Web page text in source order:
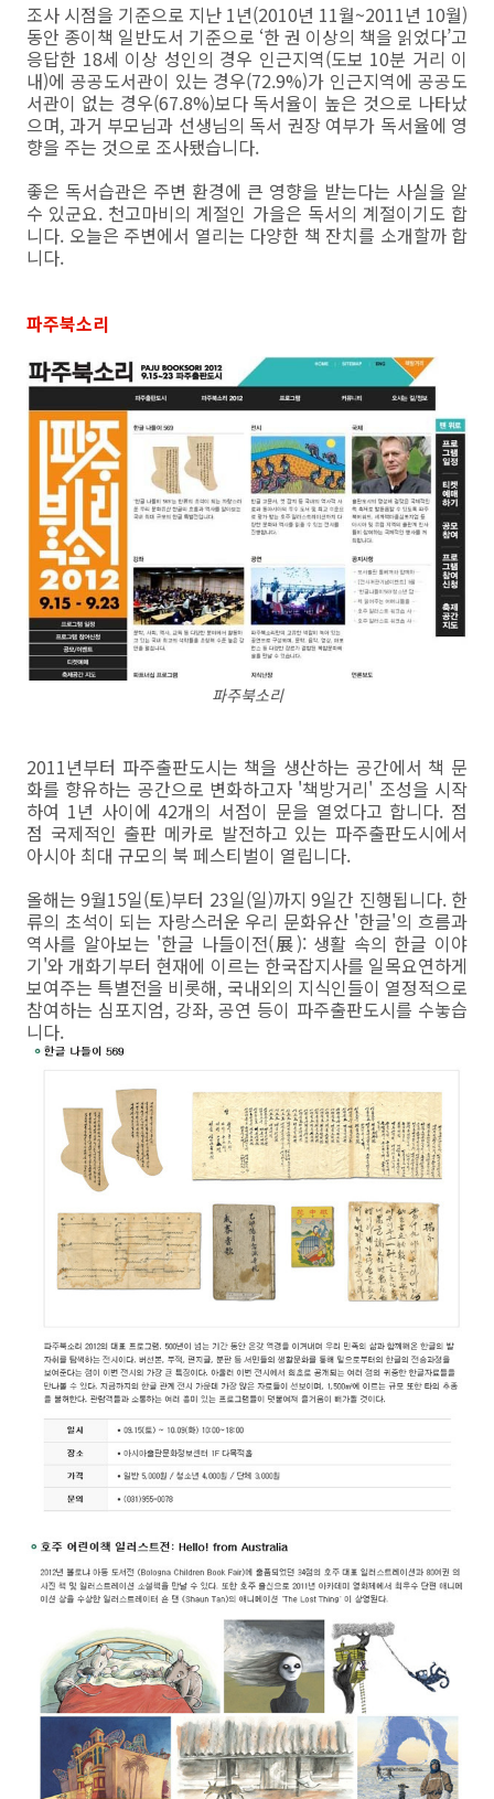
조사 시점을 기준으로 지난 1년(2010년 11월~2011년 10월)
동안 종이책 일반도서 기준으로 ‘한 권 이상의 책을 읽었다’고
응답한 18세 이상 성인의 경우 인근지역(도보 10분 거리 이
내)에 공공도서관이 있는 경우(72.9%)가 인근지역에 공공도
서관이 없는 경우(67.8%)보다 독서율이 높은 것으로 나타났
으며, 과거 부모님과 선생님의 독서 권장 여부가 독서율에 영
향을 주는 것으로 조사됐습니다.
좋은 독서습관은 주변 환경에 큰 영향을 받는다는 사실을 알
수 있군요. 천고마비의 계절인 가을은 독서의 계절이기도 합
니다. 오늘은 주변에서 열리는 다양한 책 잔치를 소개할까 합
니다.
파주북소리
파주북소리
2011년부터 파주출판도시는 책을 생산하는 공간에서 책 문
화를 향유하는 공간으로 변화하고자 '책방거리' 조성을 시작
하여 1년 사이에 42개의 서점이 문을 열었다고 합니다. 점
점 국제적인 출판 메카로 발전하고 있는 파주출판도시에서
아시아 최대 규모의 북 페스티벌이 열립니다.
올해는 9월15일(토)부터 23일(일)까지 9일간 진행됩니다. 한
류의 초석이 되는 자랑스러운 우리 문화유산 '한글'의 흐름과
역사를 알아보는 '한글 나들이전(展): 생활 속의 한글 이야
기'와 개화기부터 현재에 이르는 한국잡지사를 일목요연하게
보여주는 특별전을 비롯해, 국내외의 지식인들이 열정적으로
참여하는 심포지엄, 강좌, 공연 등이 파주출판도시를 수놓습
니다.